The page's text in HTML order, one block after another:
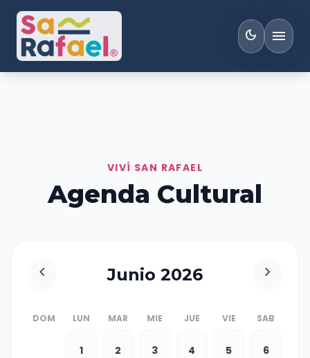
dark_mode menu
VIVÍ SAN RAFAEL
Agenda Cultural
chevron_left Junio 2026 chevron_right
DOM LUN MAR MIE JUE VIE SAB
1 2 3 4 5 6